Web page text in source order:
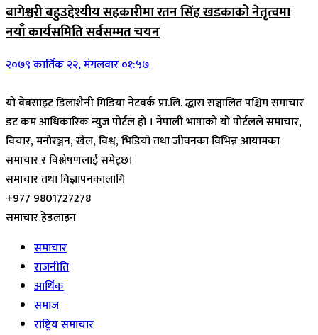
बागेश्वरी बहुउद्देश्यीय सहकारीमा रतन सिंह खडकाको नेतृत्वमा
नयाँ कार्यसमिति सर्वसम्मत चयन
२०७९ कार्तिक २२, मंगलवार ०१:५७
यो वेबसाइट डिलाशैनी मिडिया नेटवर्क प्रा.लि. द्धारा सञ्चालित पश्चिम समाचार
डट कम आधिकारिक न्युज पोर्टल हो । नेपाली भाषाको यो पोर्टलले समाचार,
विचार, मनोरञ्जन, खेल, विश्व, भिडियो तथा जीवनका विभिन्न आयामका
समाचार र विश्लेषणलाई समेट्छ।
समाचार तथा विज्ञापनकालागि
+977 9801727278
समाचार हेडलाइन
समाचार
राजनीति
आर्थिक
समाज
राष्ट्रिय समाचार